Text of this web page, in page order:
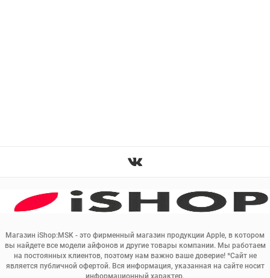
Магазин iShop:MSK - это фирменный магазин продукции Apple, в котором
вы найдете все модели айфонов и другие товары компании. Мы работаем
на постоянных клиентов, поэтому нам важно ваше доверие! *Сайт не
является публичной офертой. Вся информация, указанная на сайте носит
информационный характер.